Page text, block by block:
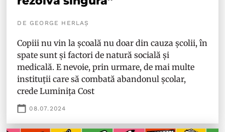
DE GEORGE HERLAȘ
Copiii nu vin la școală nu doar din cauza școlii, în
spate sunt și factori de natură socială și
medicală. E nevoie, prin urmare, de mai multe
instituții care să combată abandonul școlar,
crede Luminița Cost
08.07.2024